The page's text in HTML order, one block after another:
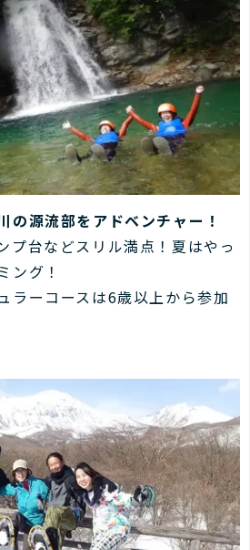
の源流部をアドベンチャー！
プ台などスリル満点！夏はやっ
ング！
ラーコースは6歳以上から参加